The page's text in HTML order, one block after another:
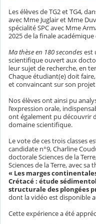
Les élèves de TG2 et TG4,
avec Mme Juglair et Mme
spécialité SPC avec Mme
2025 de la finale
Ma thèse en 180 secondesest
scientifique ouvert aux
leur sujet de recherche, en
Chaque étudiant(e) doit
et convaincant sur son
Nos élèves ont ainsi pu
l’expression orale,
ont également pu découvrir
domaine scientifique.
Le vote de ces trois classes
candidate n°9, Charline
doctorale Sciences de la
Sciences de la Terre, avec sa
« Les marges
Crétacé : étude
structurale des plongées
dont la vidéo est disponible
Cette expérience a été